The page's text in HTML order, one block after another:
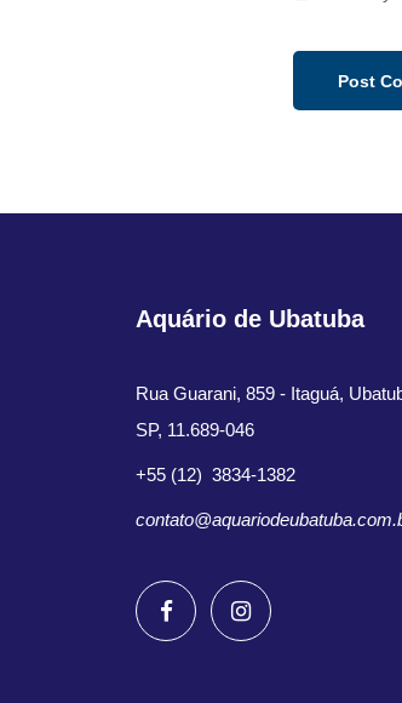
Aquário de Ubatuba
Rua Guarani, 859 - Itaguá,
SP, 11.689-046
+55 (12) 3834-1382